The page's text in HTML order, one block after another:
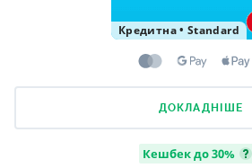
Кредитна• Standard
ДОКЛАДНІШЕ
Кешбек до 30%